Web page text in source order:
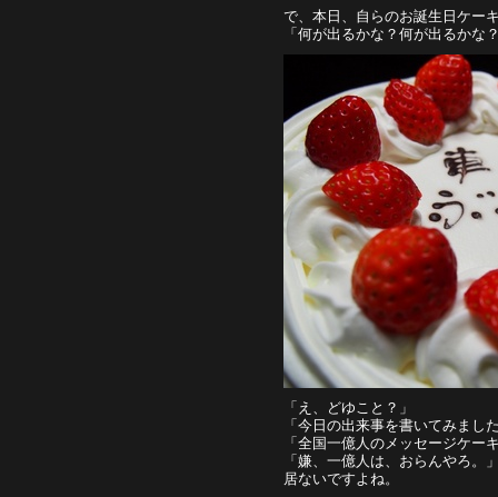
で、本日、自らのお誕生日ケー
「何が出るかな？何が出るかな
「え、どゆこと？」
「今日の出来事を書いてみまし
「全国一億人のメッセージケー
「嫌、一億人は、おらんやろ。
居ないですよね。